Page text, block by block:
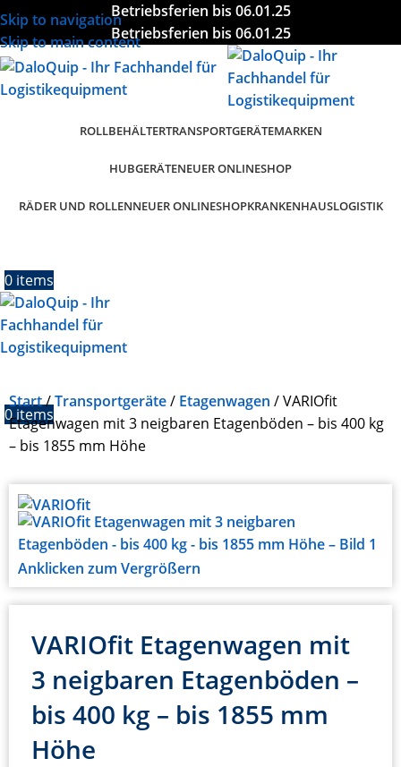
Skip to navigation
Skip to main content
Betriebsferien bis 06.01.25
Betriebsferien bis 06.01.25
ROLLBEHÄLTERTRANSPORTGERÄTEMARKEN
HUBGERÄTENEUER ONLINESHOP
RÄDER UND ROLLENNEUER ONLINESHOPKRANKENHAUSLOGISTIK
0 items
0items
Start Transportgeräte Etagenwagen
VARIOfit
Etagenwagen mit 3 neigbaren Etagenböden – bis 400 kg
– bis 1855 mm Höhe
Anklicken zum Vergrößern
VARIOfit Etagenwagen mit
3 neigbaren Etagenböden –
bis 400 kg – bis 1855 mm
Höhe